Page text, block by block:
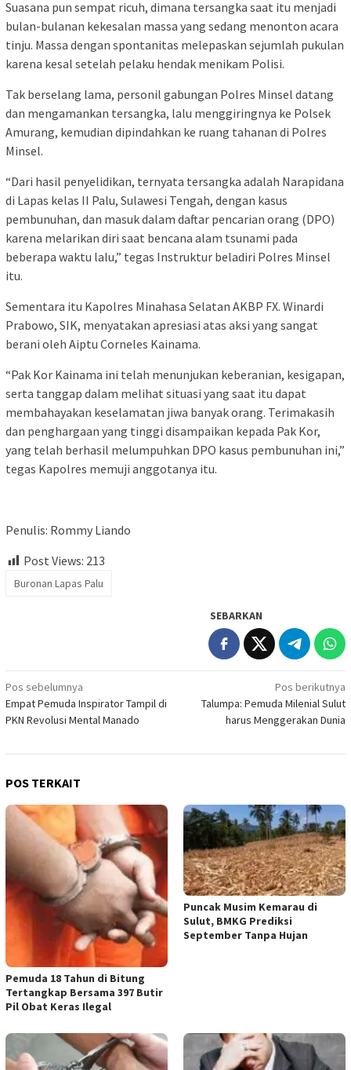
Suasana pun sempat ricuh, dimana tersangka saat itu menjadi
bulan-bulanan kekesalan massa yang sedang menonton acara
tinju. Massa dengan spontanitas melepaskan sejumlah pukulan
karena kesal setelah pelaku hendak menikam Polisi.
Tak berselang lama, personil gabungan Polres Minsel datang
dan mengamankan tersangka, lalu menggiringnya ke Polsek
Amurang, kemudian dipindahkan ke ruang tahanan di Polres
Minsel.
“Dari hasil penyelidikan, ternyata tersangka adalah Narapidana
di Lapas kelas II Palu, Sulawesi Tengah, dengan kasus
pembunuhan, dan masuk dalam daftar pencarian orang (DPO)
karena melarikan diri saat bencana alam tsunami pada
beberapa waktu lalu,” tegas Instruktur beladiri Polres Minsel
itu.
Sementara itu Kapolres Minahasa Selatan AKBP FX. Winardi
Prabowo, SIK, menyatakan apresiasi atas aksi yang sangat
berani oleh Aiptu Corneles Kainama.
“Pak Kor Kainama ini telah menunjukan keberanian, kesigapan,
serta tanggap dalam melihat situasi yang saat itu dapat
membahayakan keselamatan jiwa banyak orang. Terimakasih
dan penghargaan yang tinggi disampaikan kepada Pak Kor,
yang telah berhasil melumpuhkan DPO kasus pembunuhan ini,”
tegas Kapolres memuji anggotanya itu.
Penulis: Rommy Liando
Post Views: 213
Buronan Lapas Palu
SEBARKAN
Navigasi
pos
Pos sebelumnya
Empat Pemuda Inspirator Tampil di
PKN Revolusi Mental Manado
Pos berikutnya
Talumpa: Pemuda Milenial Sulut
harus Menggerakan Dunia
POS TERKAIT
Pemuda 18 Tahun di Bitung
Tertangkap Bersama 397 Butir
Pil Obat Keras Ilegal
Puncak Musim Kemarau di
Sulut, BMKG Prediksi
September Tanpa Hujan